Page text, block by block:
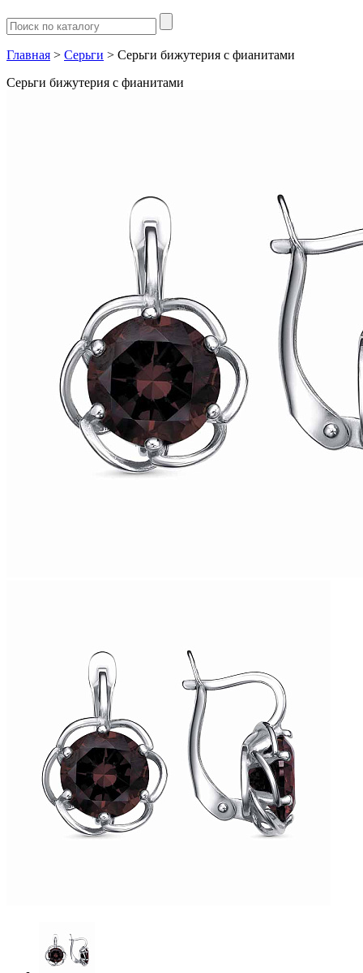
Главная > Серьги > Серьги бижутерия с фианитами
Серьги бижутерия с фианитами